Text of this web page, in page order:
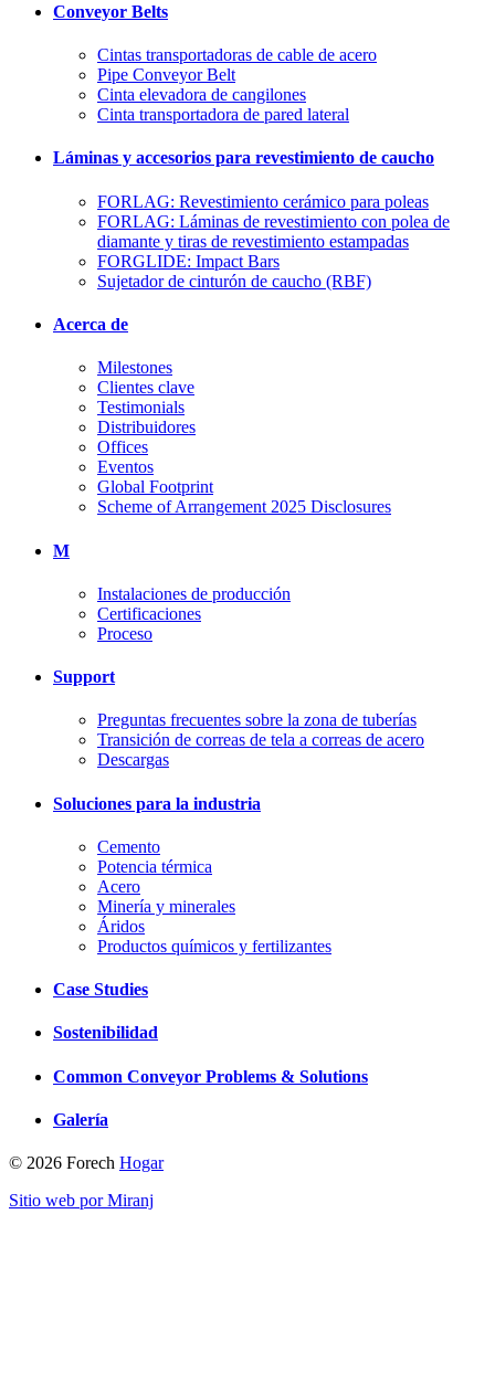
Conveyor Belts
Cintas transportadoras de cable de acero
Pipe Conveyor Belt
Cinta elevadora de cangilones
Cinta transportadora de pared lateral
Láminas y accesorios para revestimiento de caucho
FORLAG: Revestimiento cerámico para poleas
FORLAG: Láminas de revestimiento con polea de
diamante y tiras de revestimiento estampadas
FORGLIDE: Impact Bars
Sujetador de cinturón de caucho (RBF)
Acerca de
Milestones
Clientes clave
Testimonials
Distribuidores
Offices
Eventos
Global Footprint
Scheme of Arrangement 2025 Disclosures
M
Instalaciones de producción
Certificaciones
Proceso
Support
Preguntas frecuentes sobre la zona de tuberías
Transición de correas de tela a correas de acero
Descargas
Soluciones para la industria
Cemento
Potencia térmica
Acero
Minería y minerales
Áridos
Productos químicos y fertilizantes
Case Studies
Sostenibilidad
Common Conveyor Problems & Solutions
Galería
© 2026 Forech Hogar
Sitio web por Miranj